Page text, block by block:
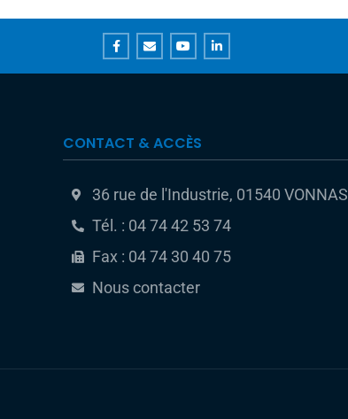
CONTACT & ACCÈS
36 rue de l'Industrie, 01540 VONNAS
Tél. : 04 74 42 53 74
Fax : 04 74 30 40 75
Nous contacter